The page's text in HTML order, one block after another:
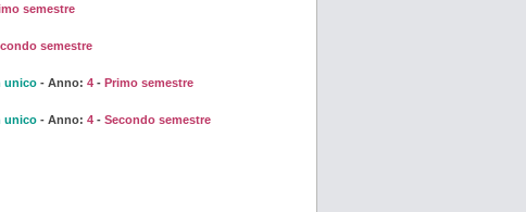
semestre
semestre
unico - Anno: 4 - Primo semestre
unico - Anno: 4 - Secondo semestre